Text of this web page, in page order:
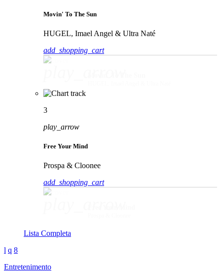
Movin' To The Sun
HUGEL, Imael Angel & Ultra Naté
add_shopping_cart
3
play_arrow
Free Your Mind
Prospa & Cloonee
add_shopping_cart
Lista Completa
Entretenimento